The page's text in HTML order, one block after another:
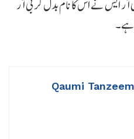
ایس نے اس کا نام بدل کر بی آر
ہے۔
Qaumi Tanzeem